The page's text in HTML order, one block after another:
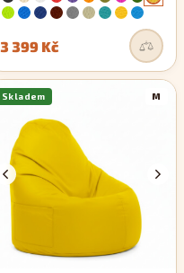
3 399 Kč
M
Skladem